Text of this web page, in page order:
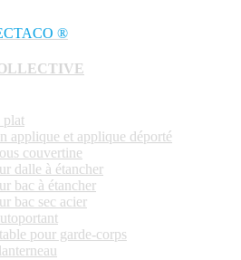
®
plat
applique et applique déporté
couvertine
dalle à étancher
bac à étancher
bac sec acier
pour garde-corps